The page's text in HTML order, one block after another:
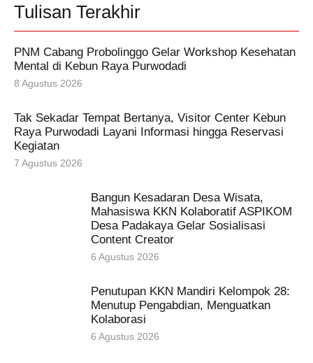
Tulisan Terakhir
PNM Cabang Probolinggo Gelar Workshop Kesehatan
Mental di Kebun Raya Purwodadi
8 Agustus 2026
Tak Sekadar Tempat Bertanya, Visitor Center Kebun
Raya Purwodadi Layani Informasi hingga Reservasi
Kegiatan
7 Agustus 2026
Bangun Kesadaran Desa Wisata,
Mahasiswa KKN Kolaboratif ASPIKOM
Desa Padakaya Gelar Sosialisasi
Content Creator
6 Agustus 2026
Penutupan KKN Mandiri Kelompok 28:
Menutup Pengabdian, Menguatkan
Kolaborasi
6 Agustus 2026